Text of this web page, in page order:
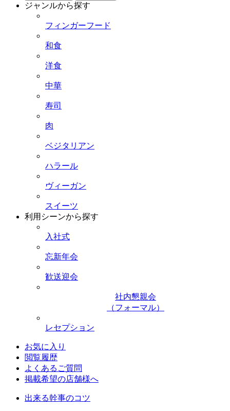
ジャンルから探す
フィンガーフード
和食
洋食
中華
寿司
肉
ベジタリアン
ハラール
ヴィーガン
スイーツ
利用シーンから探す
入社式
忘新年会
歓送迎会
社内懇親会
（フォーマル）
レセプション
お気に入り
閲覧履歴
よくあるご質問
掲載希望の店舗様へ
出来る幹事のコツ